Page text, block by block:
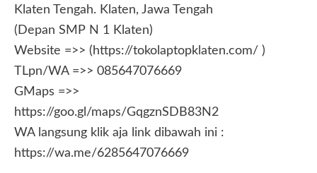
Klaten Tengah. Klaten, Jawa Tengah
(Depan SMP N 1 Klaten)
Website =>> (https://tokolaptopklaten.com/ )
TLpn/WA =>> 085647076669
GMaps =>>
https://goo.gl/maps/GqgznSDB83N2
WA langsung klik aja link dibawah ini :
https://wa.me/6285647076669